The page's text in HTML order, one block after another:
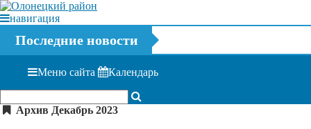
навигация
Последние новости
Меню сайта Календарь
Архив Декабрь 2023